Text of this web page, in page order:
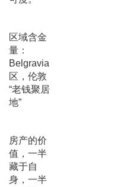
区域含金
量：
Belgravia
区，伦敦
“老钱聚居
地”
房产的价
值，一半
藏于自
身，一半